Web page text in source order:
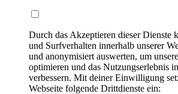
Durch das Akzeptieren dieser Dienste
und Surfverhalten innerhalb unserer
und anonymisiert auswerten, um
optimieren und das Nutzungserlebnis
verbessern. Mit deiner Einwilligung
Webseite folgende Drittdienste ein: